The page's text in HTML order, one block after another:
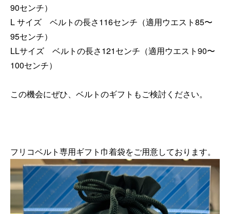
90センチ）
L サイズ ベルトの長さ116センチ（適用ウエスト85〜
95センチ）
LLサイズ ベルトの長さ121センチ（適用ウエスト90〜
100センチ）
この機会にぜひ、ベルトのギフトもご検討ください。
フリコベルト専用ギフト巾着袋をご用意しております。